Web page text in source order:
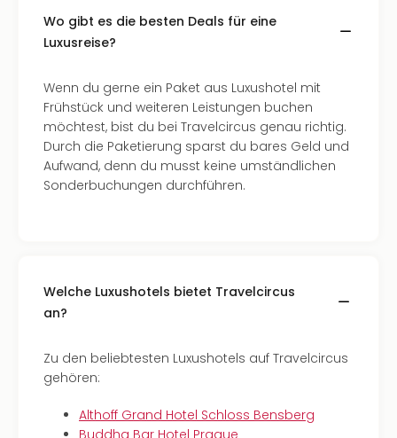
Wo gibt es die besten Deals für eine
Luxusreise?
Wenn du gerne ein Paket aus Luxushotel mit
Frühstück und weiteren Leistungen buchen
möchtest, bist du bei Travelcircus genau richtig.
Durch die Paketierung sparst du bares Geld und
Aufwand, denn du musst keine umständlichen
Sonderbuchungen durchführen.
Welche Luxushotels bietet Travelcircus
an?
Zu den beliebtesten Luxushotels auf Travelcircus
gehören:
Althoff Grand Hotel Schloss Bensberg
Buddha Bar Hotel Prague